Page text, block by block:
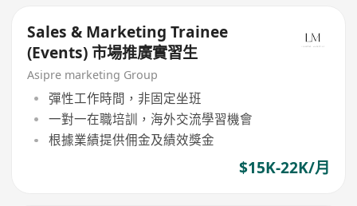
Sales & Marketing Trainee
(Events) 市場推廣實習生
Asipre marketing Group
彈性工作時間，非固定坐班
一對一在職培訓，海外交流學習機會
根據業績提供佣金及績效獎金
$15K-22K/月